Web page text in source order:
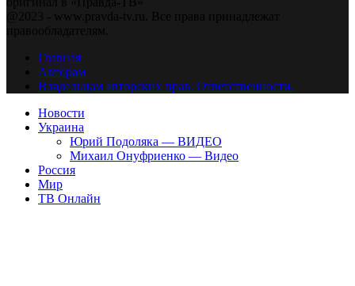
@2023 - www.pravda-tv.ru. Все права принадлежат
правообладателям.
Главная
Авторам
Владельцам авторских прав. Ответственности.
Новости
Украина
Юрий Подоляка — ВИДЕО
Михаил Онуфриенко — Видео
Россия
Мир
ТВ Онлайн